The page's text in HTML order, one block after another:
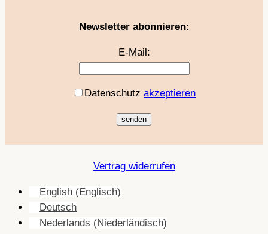
Newsletter abonnieren:
E-Mail:
Datenschutz akzeptieren
Vertrag widerrufen
English (Englisch)
Deutsch
Nederlands (Niederländisch)